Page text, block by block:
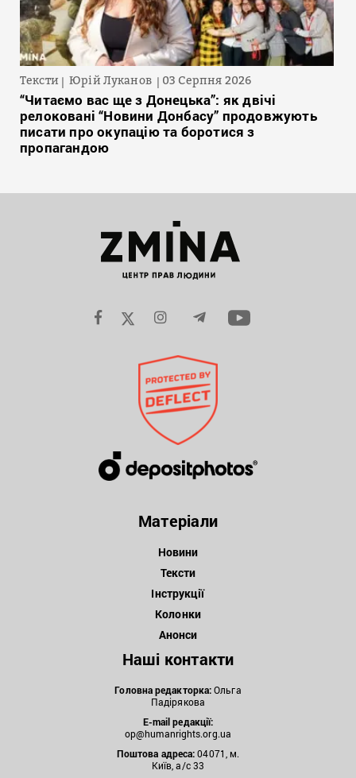
Тексти Юрій Луканов 03 Серпня 2026
“Читаємо вас ще з Донецька”: як двічі
релоковані “Новини Донбасу” продовжують
писати про окупацію та боротися з
пропагандою
Матеріали
Новини
Тексти
Інструкції
Колонки
Анонси
Наші контакти
Головна редакторка:Ольга
Падірякова
E-mail редакції:
op@humanrights.org.ua
Поштова адреса:04071, м.
Київ, а/с 33